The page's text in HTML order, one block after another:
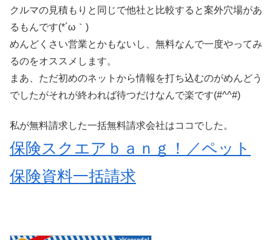
クルマの見積もりと同じで他社と比較すると案外穴場があ
るもんです(*´ω｀)
めんどくさい営業とかもないし、無料なんで一度やってみ
るのをオススメします。
まあ、ただ初めのネットから情報を打ち込むのがめんどう
でしたがそれが終われば待つだけなんで楽です(#^^#)
私が無料請求した一括無料請求会社はココでした。
保険スクエアｂａｎｇ！／ペット
保険資料一括請求